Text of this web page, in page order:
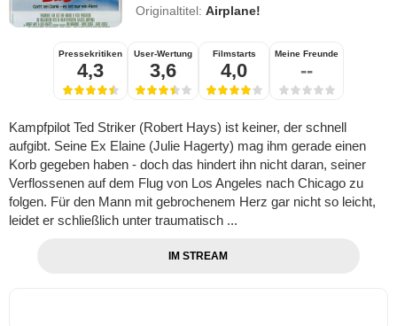
Originaltitel:Airplane!
Pressekritiken
4,3
User-Wertung
3,6
Filmstarts
4,0
Meine Freunde
--
Kampfpilot Ted Striker (Robert Hays) ist keiner, der schnell
aufgibt. Seine Ex Elaine (Julie Hagerty) mag ihm gerade einen
Korb gegeben haben - doch das hindert ihn nicht daran, seiner
Verflossenen auf dem Flug von Los Angeles nach Chicago zu
folgen. Für den Mann mit gebrochenem Herz gar nicht so leicht,
leidet er schließlich unter traumatisch ...
IM STREAM